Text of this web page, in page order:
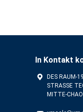
In Kontakt
DES RAUM-
STRASSE
MITTE-